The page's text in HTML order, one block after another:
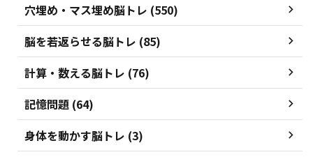
穴埋め・マス埋め脳トレ (550)
脳を若返らせる脳トレ (85)
計算・数える脳トレ (76)
記憶問題 (64)
身体を動かす脳トレ (3)